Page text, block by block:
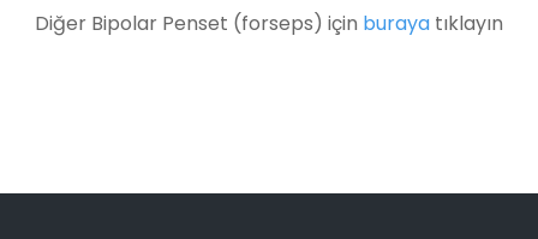
Diğer Bipolar Penset (forseps) için buraya tıklayın